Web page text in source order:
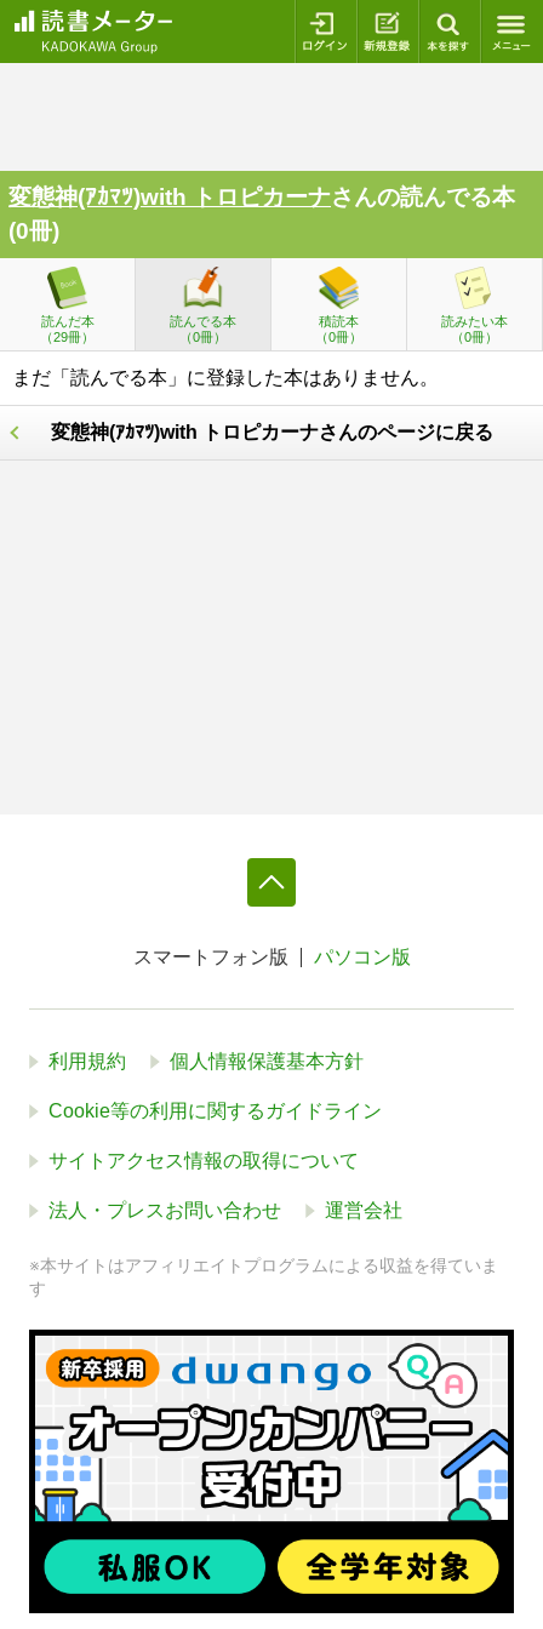
ログイン 新規登録
変態神(ｱｶﾏﾂ)with トロピカーナさんの読んでる本
(0冊)
読んだ本
（29冊）
読んでる本
（0冊）
積読本
（0冊）
読みたい本
（0冊）
まだ「読んでる本」に登録した本はありません。
変態神(ｱｶﾏﾂ)with トロピカーナさんのページに戻る
スマートフォン版 パソコン版
利用規約 個人情報保護基本方針
Cookie等の利用に関するガイドライン
サイトアクセス情報の取得について
法人・プレスお問い合わせ 運営会社
※本サイトはアフィリエイトプログラムによる収益を得ていま
す